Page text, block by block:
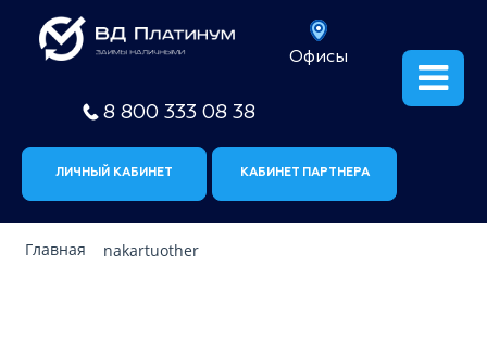
Офисы
8 800 333 08 38
ЛИЧНЫЙ КАБИНЕТ КАБИНЕТ ПАРТНЕРА
Главная nakartuother